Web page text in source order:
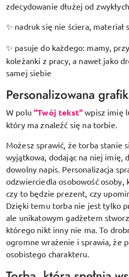
zdecydowanie dłużej od
✨ nadruk się nie ściera, materiał
✨ pasuje do każdego: mamy,
koleżanki z pracy, a nawet jako
samej siebie
Personalizowana
W polu"Twój tekst" wpisz imię
który ma znaleźć się na torbie.
Możesz sprawić, że torba stanie
wyjątkowa, dodając na niej imię,
dowolny napis. Personalizacja
odzwierciedla osobowość osoby,
czy to będzie prezent, czy
Dzięki temu torba nie jest tylko
ale unikatowym gadżetem
którego nikt inny nie ma. To
ogromne wrażenie i sprawia, że
osobistego charakteru.